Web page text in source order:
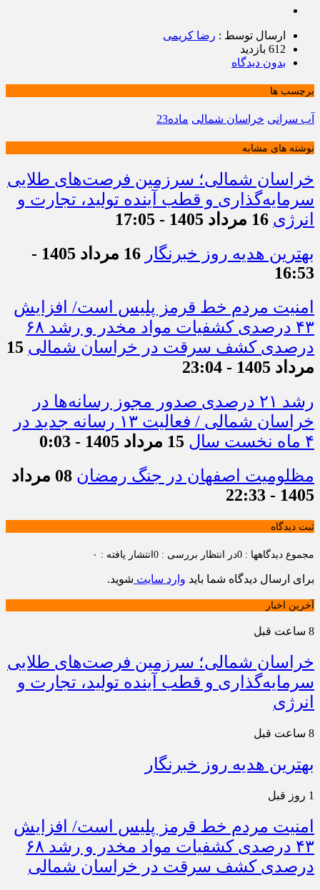
ارسال توسط : رضا کریمی
612 بازدید
بدون دیدگاه
برچسب ها
آب سرانی خراسان شمالی ماده23
نوشته های مشابه
خراسان شمالی؛ سرزمین فرصت‌های طلایی
سرمایه‌گذاری و قطب آینده تولید، تجارت و
انرژی 16 مرداد 1405 - 17:05
بهترین هدیه روز خبرنگار
16 مرداد 1405 -
16:53
امنیت مردم خط قرمز پلیس است/ افزایش
۴۳ درصدی کشفیات مواد مخدر و رشد ۶۸
درصدی کشف سرقت در خراسان شمالی 15
مرداد 1405 - 23:04
رشد ۲۱ درصدی صدور مجوز رسانه‌ها در
خراسان شمالی / فعالیت ۱۳ رسانه جدید در
۴ ماه نخست سال
15 مرداد 1405 - 0:03
مظلومیت اصفهان در جنگ رمضان
08 مرداد
1405 - 22:33
ثبت دیدگاه
مجموع دیدگاهها : 0 در انتظار بررسی : 0 انتشار یافته : ۰
برای ارسال دیدگاه شما باید وارد سایت شوید.
آخرین اخبار
8 ساعت قبل
خراسان شمالی؛ سرزمین فرصت‌های طلایی
سرمایه‌گذاری و قطب آینده تولید، تجارت و
انرژی
8 ساعت قبل
بهترین هدیه روز خبرنگار
1 روز قبل
امنیت مردم خط قرمز پلیس است/ افزایش
۴۳ درصدی کشفیات مواد مخدر و رشد ۶۸
درصدی کشف سرقت در خراسان شمالی